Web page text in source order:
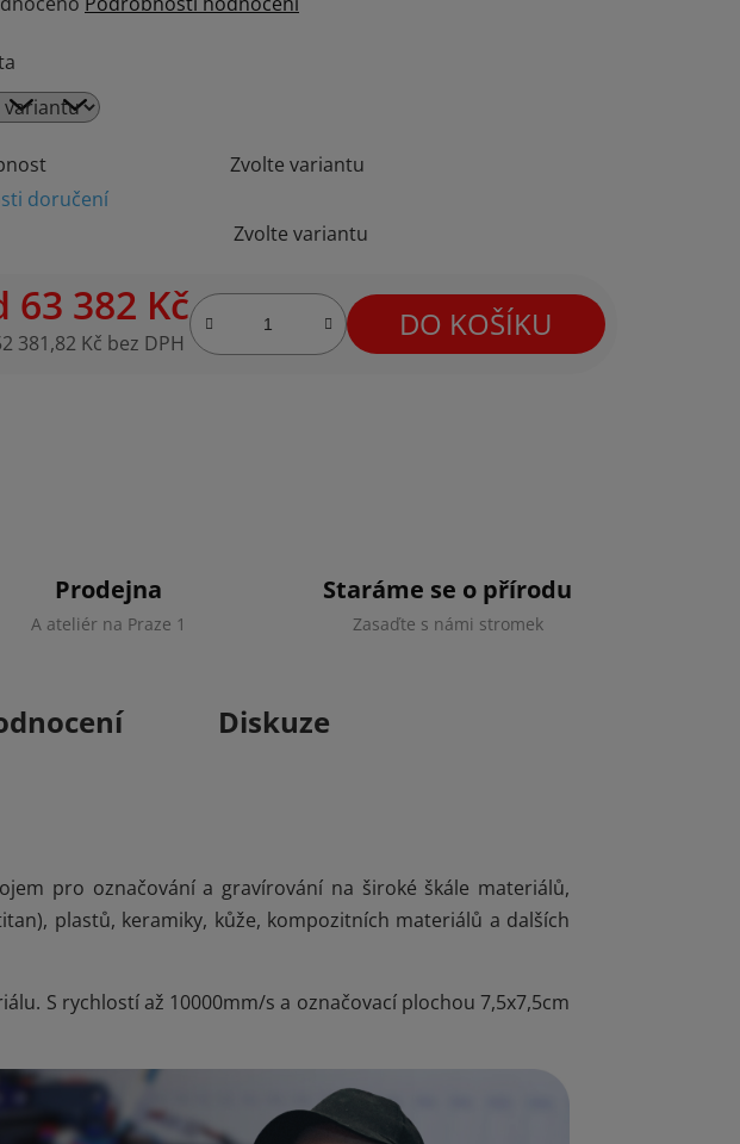
Zvolte variantu
doručení
Zvolte variantu
63 382 Kč
381,82 Kč bez DPH
DO KOŠÍKU
Prodejna
A ateliér na Praze 1
Staráme se o přírodu
Zasaďte s námi stromek
Diskuze
pro označování a gravírování na široké škále materiálů,
plastů, keramiky, kůže, kompozitních materiálů a dalších
S rychlostí až 10000mm/s a označovací plochou 7,5x7,5cm